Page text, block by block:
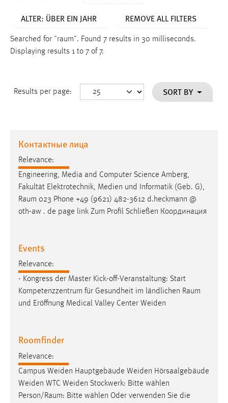
ALTER: ÜBER EIN JAHR REMOVE ALL FILTERS
Searched for "raum". Found 7 results in 30 milliseconds.
Displaying results 1 to 7 of 7.
Results per page: SORT BY
Контактные лица
Relevance:
Engineering, Media and Computer Science Amberg,
Fakultät Elektrotechnik, Medien und Informatik (Geb. G),
Raum 023 Phone +49 (9621) 482-3612 d.heckmann @
oth-aw . de page link Zum Profil Schließen Координация
Events
Relevance:
- Kongress der Master Kick-off-Veranstaltung: Start
Kompetenzzentrum für Gesundheit im ländlichen Raum
und Eröffnung Medical Valley Center Weiden
Roomfinder
Relevance:
Campus Weiden Hauptgebäude Weiden Hörsaalgebäude
Weiden WTC Weiden Stockwerk: Bitte wählen
Person/ Raum: Bitte wählen Oder verwenden Sie die